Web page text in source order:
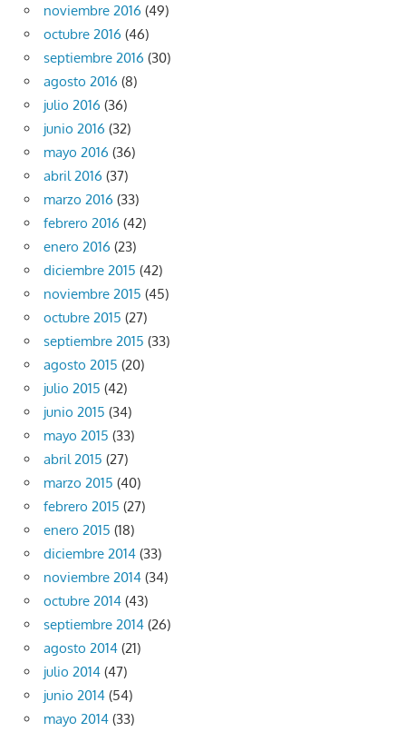
noviembre 2016 (49)
octubre 2016 (46)
septiembre 2016 (30)
agosto 2016 (8)
julio 2016 (36)
junio 2016 (32)
mayo 2016 (36)
abril 2016 (37)
marzo 2016 (33)
febrero 2016 (42)
enero 2016 (23)
diciembre 2015 (42)
noviembre 2015 (45)
octubre 2015 (27)
septiembre 2015 (33)
agosto 2015 (20)
julio 2015 (42)
junio 2015 (34)
mayo 2015 (33)
abril 2015 (27)
marzo 2015 (40)
febrero 2015 (27)
enero 2015 (18)
diciembre 2014 (33)
noviembre 2014 (34)
octubre 2014 (43)
septiembre 2014 (26)
agosto 2014 (21)
julio 2014 (47)
junio 2014 (54)
mayo 2014 (33)